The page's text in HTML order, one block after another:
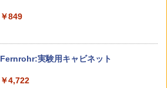
ゼロからわかる！ みるみる図形に強く
￥1,430
￥26,980
くもん出版(KUMON PUBLISHING) ロジ
上 KUMON LK-10
OK（重版：10月上旬発送） (TJMOOK)
￥849
Fernrohr:実験用キャビネット
￥4,722